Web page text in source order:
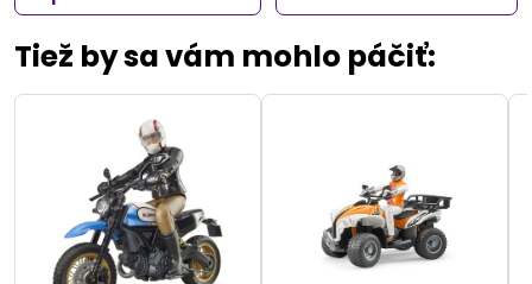
Tiež by sa vám mohlo páčiť: